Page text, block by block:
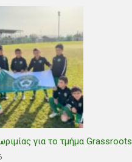
για το τμήμα Grassroots